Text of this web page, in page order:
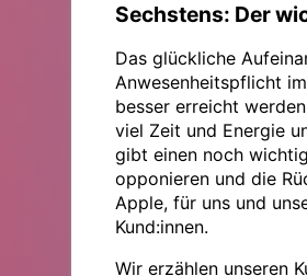
Sechstens: Der
Das glückliche
Anwesenheitspflicht
besser erreicht
viel Zeit und Energie
gibt einen noch
opponieren und die
Apple, für uns und
Kund:innen.
Wir erzählen unseren